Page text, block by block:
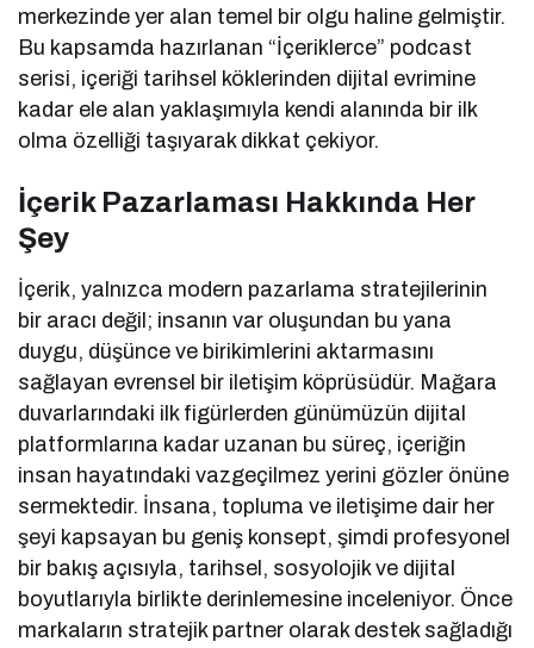
merkezinde yer alan temel bir olgu haline gelmiştir.
Bu kapsamda hazırlanan “İçeriklerce” podcast
serisi, içeriği tarihsel köklerinden dijital evrimine
kadar ele alan yaklaşımıyla kendi alanında bir ilk
olma özelliği taşıyarak dikkat çekiyor.
İçerik Pazarlaması Hakkında Her
Şey
İçerik, yalnızca modern pazarlama stratejilerinin
bir aracı değil; insanın var oluşundan bu yana
duygu, düşünce ve birikimlerini aktarmasını
sağlayan evrensel bir iletişim köprüsüdür. Mağara
duvarlarındaki ilk figürlerden günümüzün dijital
platformlarına kadar uzanan bu süreç, içeriğin
insan hayatındaki vazgeçilmez yerini gözler önüne
sermektedir. İnsana, topluma ve iletişime dair her
şeyi kapsayan bu geniş konsept, şimdi profesyonel
bir bakış açısıyla, tarihsel, sosyolojik ve dijital
boyutlarıyla birlikte derinlemesine inceleniyor. Önce
markaların stratejik partner olarak destek sağladığı